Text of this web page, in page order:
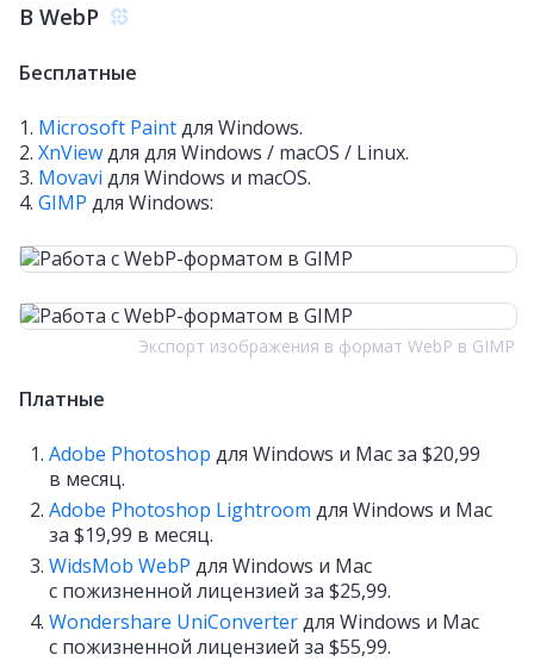
В WebP
Бесплатные
1. Microsoft Paintдля Windows.
2. XnViewдля для Windows / macOS / Linux.
3. Movavi для Windows и macOS.
4. GIMP для Windows:
Экспорт изображения в формат WebP в GIMP
Платные
Adobe Photoshop для Windows и Mac за $20,99
в месяц.
Adobe Photoshop Lightroom для Windows и Mac
за $19,99 в месяц.
WidsMob WebP для Windows и Mac
с пожизненной лицензией за $25,99.
Wondershare UniConverterдля Windows и Mac
с пожизненной лицензией за $55,99.